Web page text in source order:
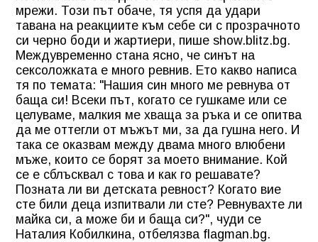
мрежи. Този път обаче, тя успя да удари
тавана на реакциите към себе си с прозрачното
си черно боди и жартиери, пише show.blitz.bg.
Междувременно стана ясно, че синът на
сексоложката е много ревнив. Ето какво написа
тя по темата: "Нашия син много ме ревнува от
баща си! Всеки път, когато се гушкаме или се
целуваме, малкия ме хваща за ръка и се опитва
да ме оттегли от мъжът ми, за да гушна него. И
така се оказвам между двама много влюбени
мъже, които се борят за моето внимание. Кой
се е сблъсквал с това и как го решавате?
Позната ли ви детската ревност? Когато вие
сте били деца изпитвали ли сте? Ревнувахте ли
майка си, а може би и баща си?", чуди се
Наталия Кобилкина, отбелязва flagman.bg.